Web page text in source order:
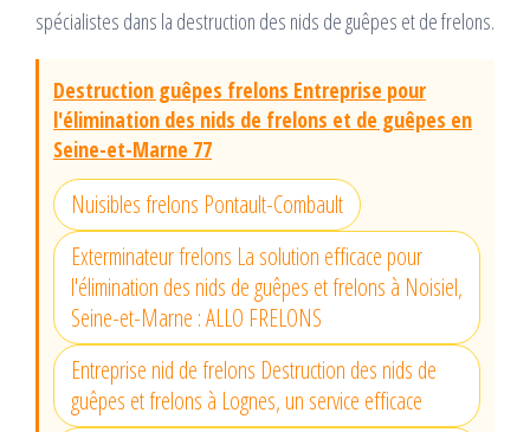
spécialistes dans la destruction des nids de guêpes et de frelons.
Destruction guêpes frelons Entreprise pour
l'élimination des nids de frelons et de guêpes en
Seine-et-Marne 77
Nuisibles frelons Pontault-Combault
Exterminateur frelons La solution efficace pour
l'élimination des nids de guêpes et frelons à Noisiel,
Seine-et-Marne : ALLO FRELONS
Entreprise nid de frelons Destruction des nids de
guêpes et frelons à Lognes, un service efficace